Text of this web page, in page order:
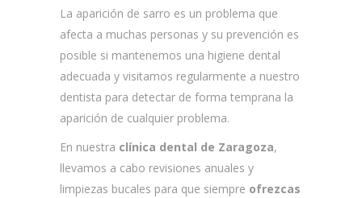
La aparición de sarro es un problema que
afecta a muchas personas y su prevención es
posible si mantenemos una higiene dental
adecuada y visitamos regularmente a nuestro
dentista para detectar de forma temprana la
aparición de cualquier problema.
En nuestra clínica dental de Zaragoza,
llevamos a cabo revisiones anuales y
limpiezas bucales para que siempre ofrezcas